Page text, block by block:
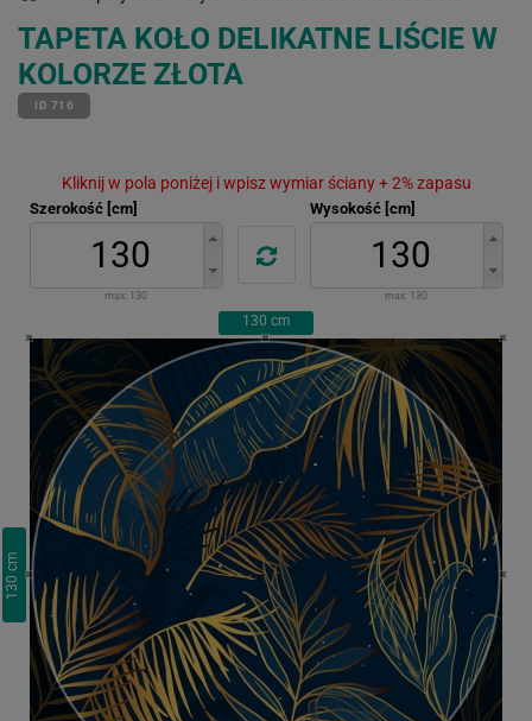
TAPETA KOŁO DELIKATNE LIŚCIE W
KOLORZE ZŁOTA
ID 716
Kliknij w pola poniżej i wpisz wymiar ściany + 2% zapasu
Szerokość [cm]
max: 130
Wysokość [cm]
max: 130
130 cm
130
cm